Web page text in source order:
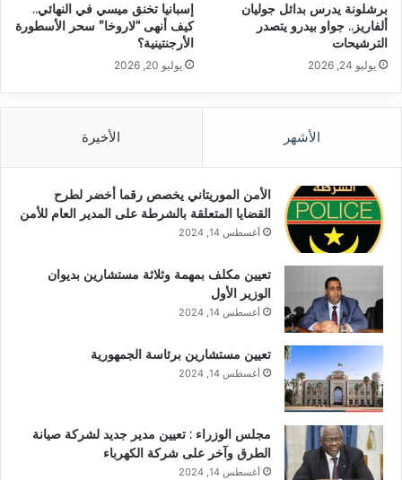
برشلونة يدرس بدائل جوليان
ألفاريز.. جواو بيدرو يتصدر
الترشيحات
يوليو 24, 2026
إسبانيا تخنق ميسي في النهائي..
كيف أنهى “لاروخا” سحر الأسطورة
الأرجنتينية؟
يوليو 20, 2026
الأشهر الأخيرة
الأمن الموريتاني يخصص رقما أخضر لطرح
القضايا المتعلقة بالشرطة على المدير العام للأمن
أغسطس 14, 2024
تعيين مكلف بمهمة وثلاثة مستشارين بديوان
الوزير الأول
أغسطس 14, 2024
تعيين مستشارين برئاسة الجمهورية
أغسطس 14, 2024
مجلس الوزراء : تعيين مدير جديد لشركة صيانة
الطرق وآخر على شركة الكهرباء
أغسطس 14, 2024